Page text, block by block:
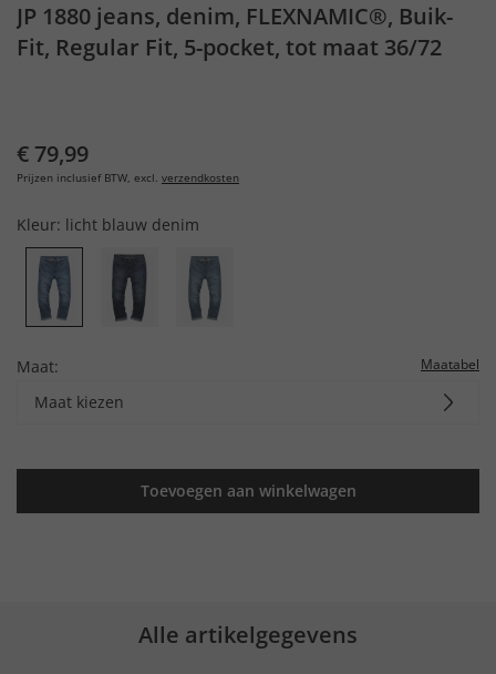
JP 1880 jeans, denim, FLEXNAMIC®, Buik-
Fit, Regular Fit, 5-pocket, tot maat 36/72
€ 79,99
Prijzen inclusief BTW, excl. verzendkosten
Kleur: licht blauw denim
Maat: Maatabel
Maat kiezen
Toevoegen aan winkelwagen
Alle artikelgegevens